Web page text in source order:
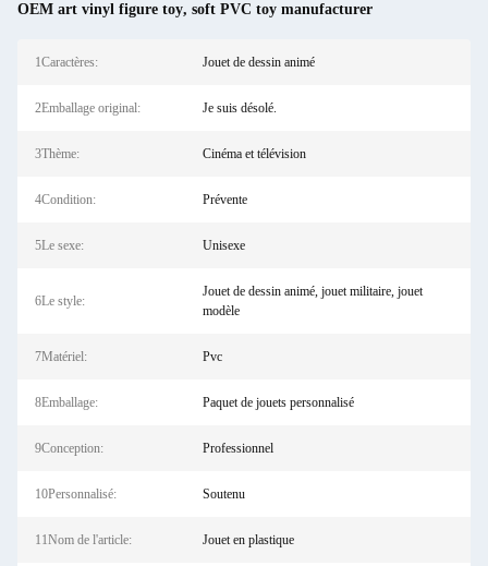
OEM art vinyl figure toy, soft PVC toy manufacturer
1Caractères: Jouet de dessin animé
2Emballage original: Je suis désolé.
3Thème: Cinéma et télévision
4Condition: Prévente
5Le sexe: Unisexe
6Le style:
Jouet de dessin animé, jouet militaire, jouet
modèle
7Matériel: Pvc
8Emballage: Paquet de jouets personnalisé
9Conception: Professionnel
10Personnalisé: Soutenu
11Nom de l'article: Jouet en plastique